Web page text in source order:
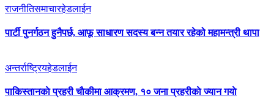
राजनीतिसमाचारहेडलाईन
पार्टी पुनर्गठन हुनैपर्छ, आफू साधारण सदस्य बन्न तयार रहेको महामन्त्री थापा
अन्तर्राष्ट्रियहेडलाईन
पाकिस्तानकाे प्रहरी चाैकीमा आक्रमण, १० जना प्रहरीकाे ज्यान गयाे